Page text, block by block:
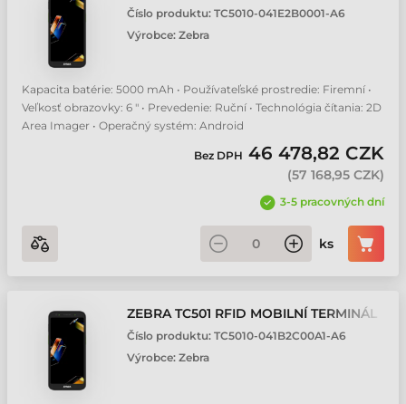
Číslo produktu: TC5010-041E2B0001-A6
Výrobce: Zebra
Kapacita batérie: 5000 mAh • Používateľské prostredie: Firemní •
Veľkosť obrazovky: 6 " • Prevedenie: Ruční • Technológia čítania: 2D
Area Imager • Operačný systém: Android
Bez DPH 46 478,82 CZK
(57 168,95 CZK)
3-5 pracovných dní
ks
ZEBRA TC501 RFID MOBILNÍ TERMINÁL
Číslo produktu: TC5010-041B2C00A1-A6
Výrobce: Zebra